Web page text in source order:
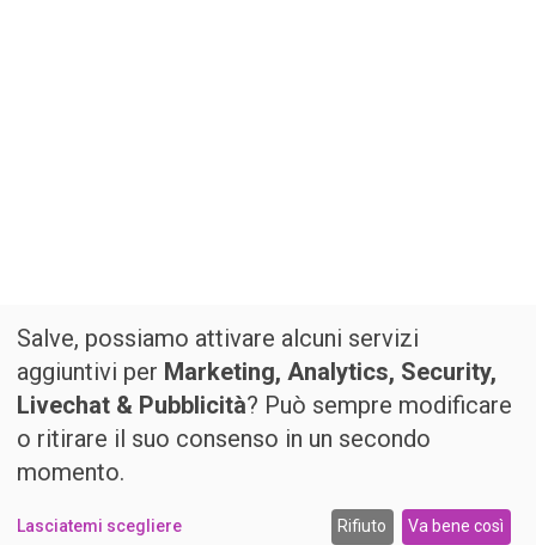
Salve, possiamo attivare alcuni servizi
aggiuntivi per Marketing, Analytics, Security,
Livechat & Pubblicità? Può sempre modificare
o ritirare il suo consenso in un secondo
momento.
Lasciatemi scegliere Rifiuto Va bene così